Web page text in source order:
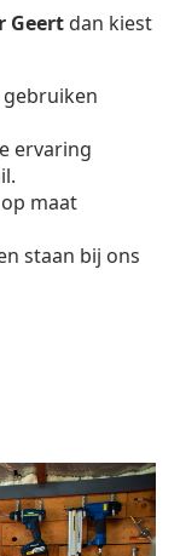
Geert dan kiest
ervaring
maat
staan bij ons